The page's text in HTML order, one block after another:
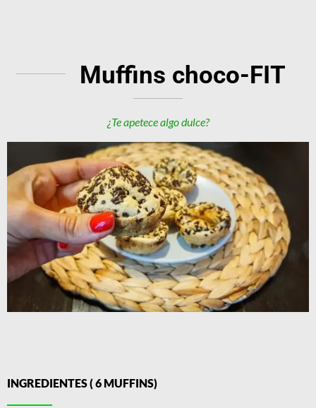
Muffins choco-FIT
¿Te apetece algo dulce?
INGREDIENTES ( 6 MUFFINS)